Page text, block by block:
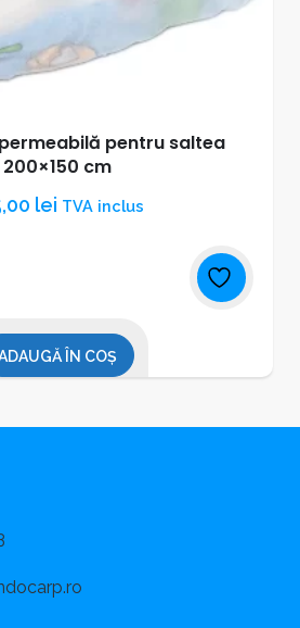
pentru saltea
200×150 cm
lei TVA inclus
ÎN COȘ